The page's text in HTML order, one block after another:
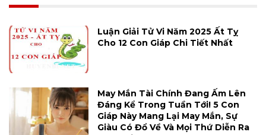
Luận Giải Tử Vi Năm 2025 Ất Tỵ
Cho 12 Con Giáp Chi Tiết Nhất
May Mắn Tài Chính Đang Ấm Lên
Đáng Kể Trong Tuần Tới! 5 Con
Giáp Này Mang Lại May Mắn, Sự
Giàu Có Đổ Về Và Mọi Thứ Diễn Ra